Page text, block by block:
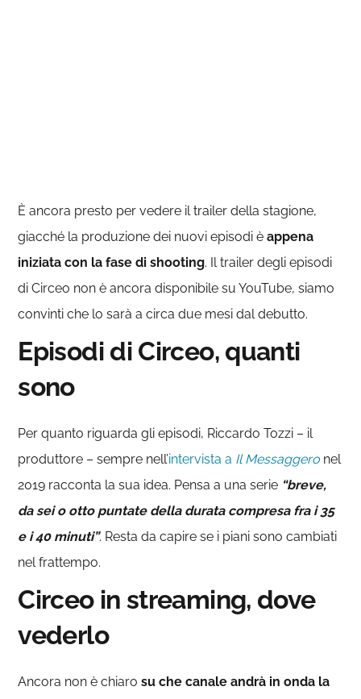
È ancora presto per vedere il trailer della stagione,
giacché la produzione dei nuovi episodi èappena
iniziata con la fase di shooting. Il trailer degli episodi
di Circeo non è ancora disponibile su YouTube, siamo
convinti che lo sarà a circa due mesi dal debutto.
Episodi di Circeo, quanti
sono
Per quanto riguarda gli episodi, Riccardo Tozzi – il
produttore – sempre nell’intervista a Il Messaggero nel
2019 racconta la sua idea. Pensa a una serie “breve,
da sei o otto puntate della durata compresa fra i 35
e i 40 minuti”. Resta da capire se i piani sono cambiati
nel frattempo.
Circeo in streaming, dove
vederlo
Ancora non è chiaro su che canale andrà in onda la